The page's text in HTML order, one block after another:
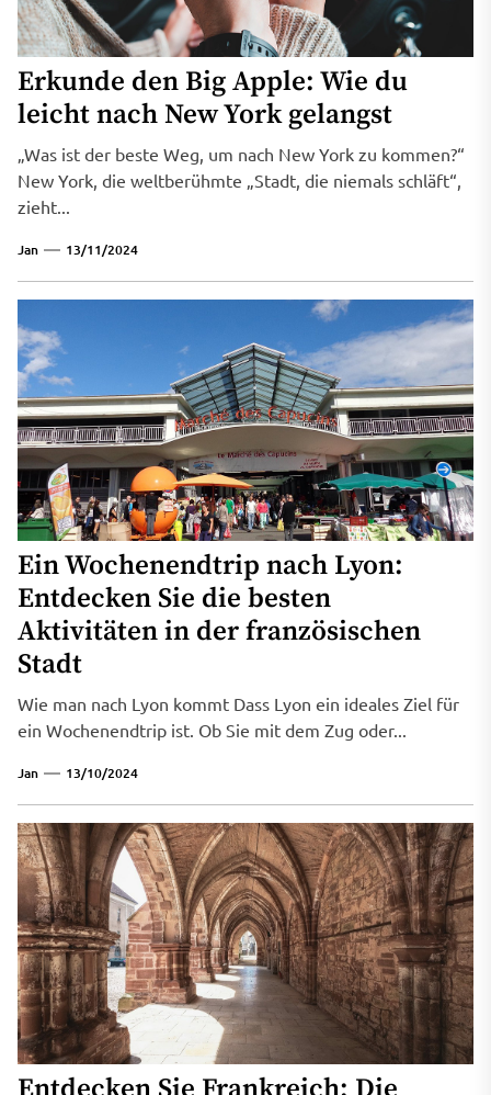
Erkunde den Big Apple: Wie du
leicht nach New York gelangst
„Was ist der beste Weg, um nach New York zu kommen?“
New York, die weltberühmte „Stadt, die niemals schläft“,
zieht...
Jan 13/11/2024
Ein Wochenendtrip nach Lyon:
Entdecken Sie die besten
Aktivitäten in der französischen
Stadt
Wie man nach Lyon kommt Dass Lyon ein ideales Ziel für
ein Wochenendtrip ist. Ob Sie mit dem Zug oder...
Jan 13/10/2024